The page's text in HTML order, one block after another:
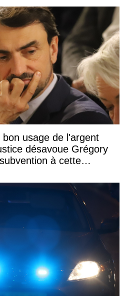
usage de l'argent
désavoue Grégory
à cette